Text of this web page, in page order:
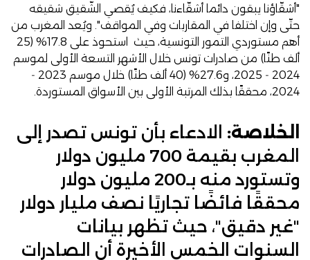
"أشقّاؤنا يبقون دائما أشقّاءنا، فكيف يُقصي الشّقيق شقيقه
حتّى وإن اختلفا في المقاربات وفي المواقف". ويُعد المغرب من
أهم مستوردي التمور التونسية، حيث
استحوذ
على 17.8% (25
ألف طنًا) من صادرات تونس خلال الأشهر التسعة الأولى لموسم
2024 ‑ 2025، و
27.6%
(40 ألف طنًا) خلال موسم 2023 ‑
2024، محققًا بذلك المرتبة الأولى بين الأسواق المستوردة.
الخلاصة:
الادعاء بأن تونس تصدر إلى
المغرب بقيمة 700 مليون دولار
وتستورد منه بـ200 مليون دولار
محققًا فائضًا تجاريًا نصف مليار دولار
"غير دقيق"، حيث تظهر بيانات
السنوات الخمس الأخيرة أن الصادرات